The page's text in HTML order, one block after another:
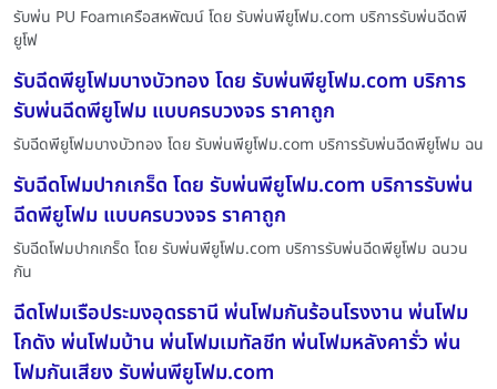
รับพ่น PU Foamเครือสหพัฒน์ โดย รับพ่นพียูโฟม.com บริการรับพ่นฉีดพี
ยูโฟ
รับฉีดพียูโฟมบางบัวทอง โดย รับพ่นพียูโฟม.com บริการ
รับพ่นฉีดพียูโฟม แบบครบวงจร ราคาถูก
รับฉีดพียูโฟมบางบัวทอง โดย รับพ่นพียูโฟม.com บริการรับพ่นฉีดพียูโฟม ฉน
รับฉีดโฟมปากเกร็ด โดย รับพ่นพียูโฟม.com บริการรับพ่น
ฉีดพียูโฟม แบบครบวงจร ราคาถูก
รับฉีดโฟมปากเกร็ด โดย รับพ่นพียูโฟม.com บริการรับพ่นฉีดพียูโฟม ฉนวน
กัน
ฉีดโฟมเรือประมงอุดรธานี พ่นโฟมกันร้อนโรงงาน พ่นโฟม
โกดัง พ่นโฟมบ้าน พ่นโฟมเมทัลชีท พ่นโฟมหลังคารั่ว พ่น
โฟมกันเสียง รับพ่นพียูโฟม.com